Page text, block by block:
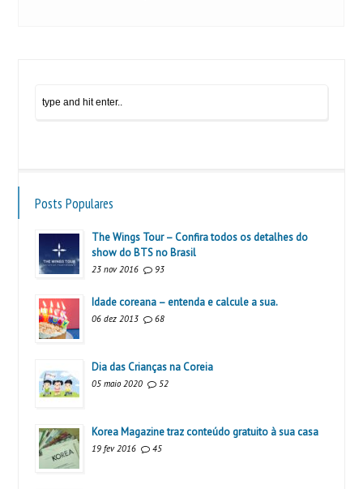
Posts Populares
The Wings Tour – Confira todos os detalhes do
show do BTS no Brasil
23 nov 2016 93
Idade coreana – entenda e calcule a sua.
06 dez 2013 68
Dia das Crianças na Coreia
05 maio 2020 52
Korea Magazine traz conteúdo gratuito à sua casa
19 fev 2016 45